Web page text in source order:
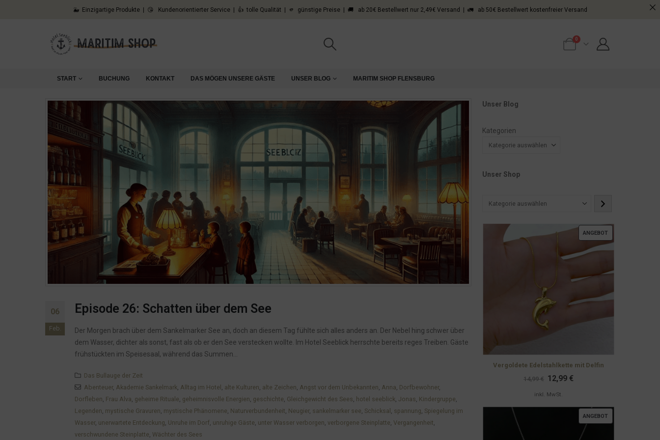
🐳 Einzigartige Produkte | 😘 Kundenorientierter Service | 👍 tolle Qualität | 🫵 günstige Preise | 🚚 ab 20€ Bestellwert nur 2,49€ Versand | 🚛 ab 50€ Bestellwert kostenfreier Versand
0
START BUCHUNG KONTAKT DAS MÖGEN UNSERE GÄSTE UNSER BLOG MARITIM SHOP FLENSBURG
06
Feb.
Episode 26: Schatten über dem See
Der Morgen brach über dem Sankelmarker See an, doch an diesem Tag fühlte sich alles anders an. Der Nebel hing schwer über
dem Wasser, dichter als sonst, fast als ob er den See verstecken wollte. Im Hotel Seeblick herrschte bereits reges Treiben. Gäste
frühstückten im Speisesaal, während das Summen...
Das Bullauge der Zeit
Abenteuer, Akademie Sankelmark, Alltag im Hotel , alte Kulturen, alte Zeichen, Angst vor dem Unbekannten, Anna, Dorfbewohner,
Dorfleben, Frau Alva, geheime Rituale, geheimnisvolle Energien, geschichte, Gleichgewicht des Sees, hotel seeblick, Jonas, Kindergruppe,
Legenden, mystische Gravuren, mystische Phänomene, Naturverbundenheit, Neugier, sankelmarker see, Schicksal , spannung, Spiegelung im
Wasser, unerwartete Entdeckung, Unruhe im Dorf, unruhige Gäste, unter Wasser verborgen, verborgene Steinplatte, Vergangenheit,
verschwundene Steinplatte, Wächter des Sees
Unser Blog
Kategorien
Unser Shop
Kategorie
ANGEBOTPRODUKT
IM
Vergoldete Edelstahlkette mit Delfin
14,99€ Ursprünglicher
Preis
war:
12,99 €Aktueller
inkl. MwSt.
ANGEBOTPRODUKT